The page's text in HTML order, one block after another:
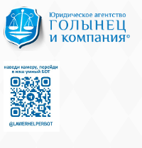
Беҙҙең
Хеҙмәт хаҡын
Һорау биреү